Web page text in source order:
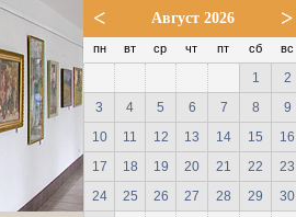
< Август 2026 >
пн вт ср чт пт сб вс
1
2
3
4 5 6 7 8
9
10
11 12 13 14 15
16
17
18 19 20 21 22
23
24
25 26 27 28 29
30